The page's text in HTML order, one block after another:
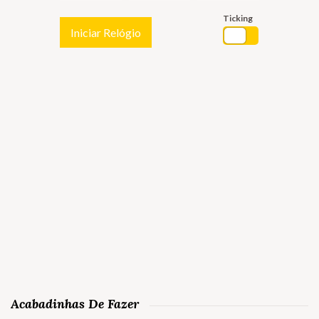
Iniciar Relógio
Ticking
Acabadinhas De Fazer